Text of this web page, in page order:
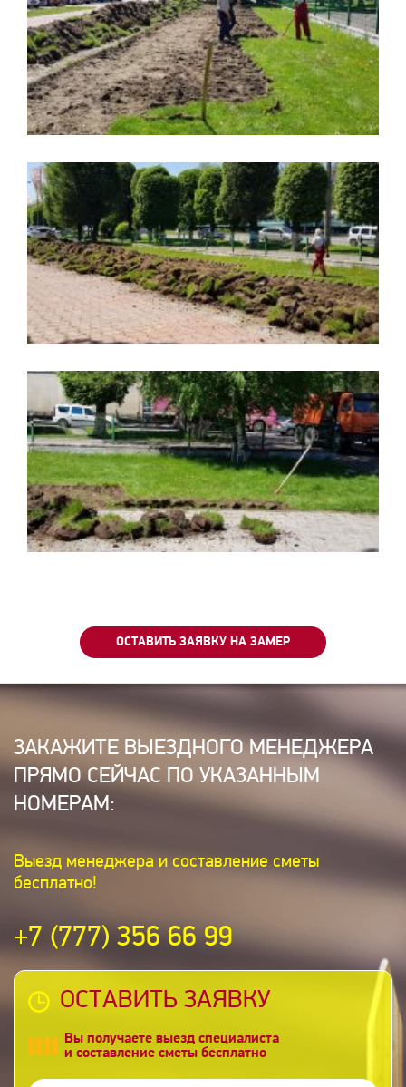
ОСТАВИТЬ ЗАЯВКУ НА ЗАМЕР
ЗАКАЖИТЕ ВЫЕЗДНОГО МЕНЕДЖЕРА
ПРЯМО СЕЙЧАС ПО УКАЗАННЫМ
НОМЕРАМ:
Выезд менеджера и составление сметы
бесплатно!
+7 (777) 356 66 99
ОСТАВИТЬ ЗАЯВКУ
Вы получаете выезд специалиста
и составление сметы бесплатно